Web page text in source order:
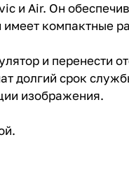
и Air. Он
имеет компактные
и перенести
долгий срок
изображения.